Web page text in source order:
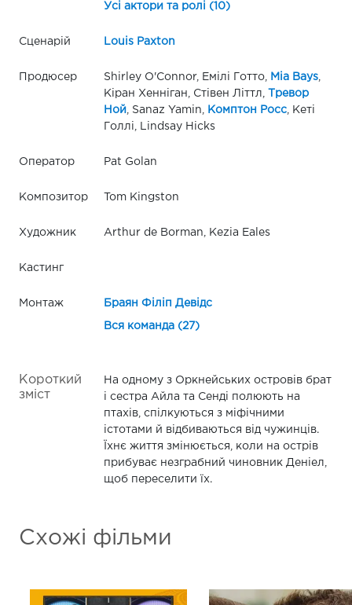
Усі актори та ролі (10)
Сценарій Louis Paxton
Продюсер Shirley O'Connor, Емілі Готто, Mia Bays,
Кіран Хенніган, Стівен Літтл,
Тревор
Ной , Sanaz Yamin, Комптон Росс, Кеті
Голлі, Lindsay Hicks
Оператор Pat Golan
Композитор Tom Kingston
Художник Arthur de Borman, Kezia Eales
Кастинг
Монтаж Браян Філіп Девідс
Вся команда (27)
Короткий
зміст
На одному з Оркнейських островів брат
і сестра Айла та Сенді полюють на
птахів, спілкуються з міфічними
істотами й відбиваються від чужинців.
Їхнє життя змінюється, коли на острів
прибуває незграбний чиновник Деніел,
щоб переселити їх.
Схожі фільми